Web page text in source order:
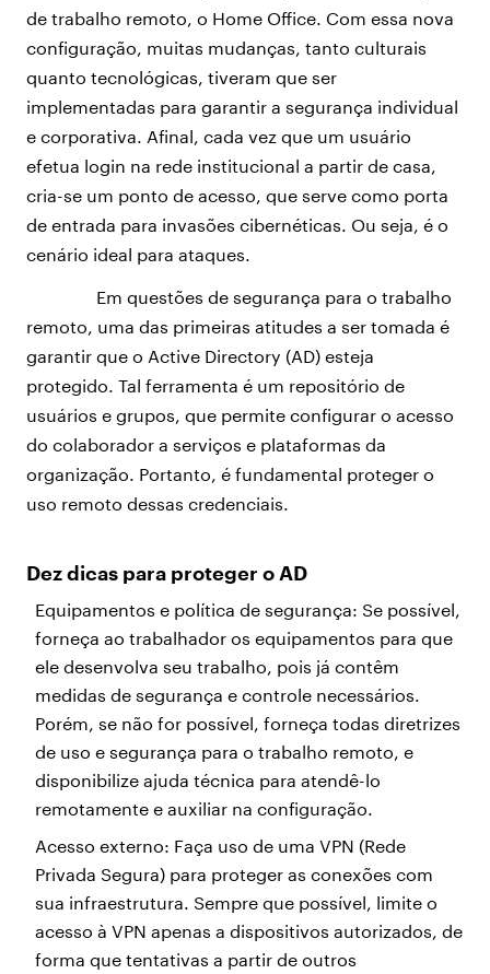
de trabalho remoto, o Home Office. Com essa nova
configuração, muitas mudanças, tanto culturais
quanto tecnológicas, tiveram que ser
implementadas para garantir a segurança individual
e corporativa. Afinal, cada vez que um usuário
efetua login na rede institucional a partir de casa,
cria-se um ponto de acesso, que serve como porta
de entrada para invasões cibernéticas. Ou seja, é o
cenário ideal para ataques.
Em questões de segurança para o trabalho
remoto, uma das primeiras atitudes a ser tomada é
garantir que o Active Directory (AD) esteja
protegido. Tal ferramenta é um repositório de
usuários e grupos, que permite configurar o acesso
do colaborador a serviços e plataformas da
organização. Portanto, é fundamental proteger o
uso remoto dessas credenciais.
Dez dicas para proteger o AD
Equipamentos e política de segurança: Se possível,
forneça ao trabalhador os equipamentos para que
ele desenvolva seu trabalho, pois já contêm
medidas de segurança e controle necessários.
Porém, se não for possível, forneça todas diretrizes
de uso e segurança para o trabalho remoto, e
disponibilize ajuda técnica para atendê-lo
remotamente e auxiliar na configuração.
Acesso externo: Faça uso de uma VPN (Rede
Privada Segura) para proteger as conexões com
sua infraestrutura. Sempre que possível, limite o
acesso à VPN apenas a dispositivos autorizados, de
forma que tentativas a partir de outros